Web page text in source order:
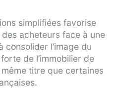
simplifiées favorise
acheteurs face à une
l’image du
de l’immobilier de
titre que certaines